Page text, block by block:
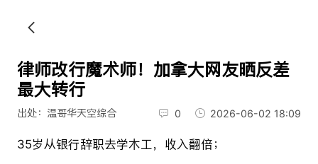
律师改行魔术师！加拿大网友晒反差
最大转行
出处：温哥华天空综合 0 2026-06-02 18:09
35岁从银行辞职去学木工，收入翻倍；